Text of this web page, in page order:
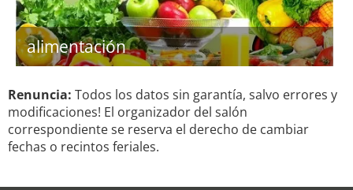
alimentación
Renuncia: Todos los datos sin garantía, salvo errores y
modificaciones! El organizador del salón
correspondiente se reserva el derecho de cambiar
fechas o recintos feriales.